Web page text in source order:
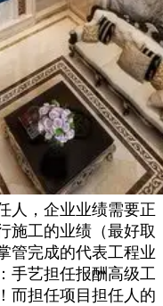
人，企业业绩需要正
施工的业绩（最好取
管完成的代表工程业
手艺担任报酬高级工
而担任项目担任人的